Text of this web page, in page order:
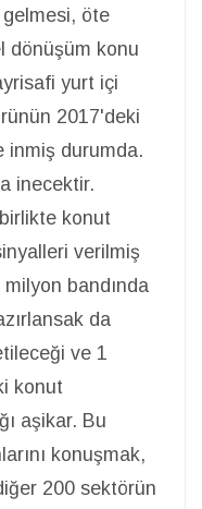
gelmesi, öte
dönüşüm konu
yurt içi
2017'deki
inmiş durumda.
inecektir.
konut
verilmiş
bandında
da
ve 1
konut
aşikar. Bu
konuşmak,
200 sektörün